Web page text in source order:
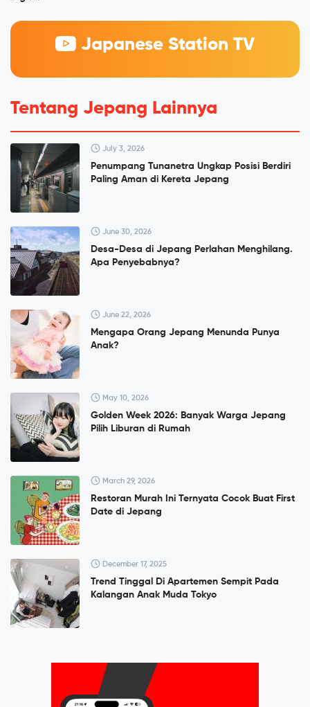
Japanese Station TV
Tentang Jepang Lainnya
July 3, 2026
Penumpang Tunanetra Ungkap Posisi Berdiri
Paling Aman di Kereta Jepang
June 30, 2026
Desa-Desa di Jepang Perlahan Menghilang.
Apa Penyebabnya?
June 22, 2026
Mengapa Orang Jepang Menunda Punya
Anak?
May 10, 2026
Golden Week 2026: Banyak Warga Jepang
Pilih Liburan di Rumah
March 29, 2026
Restoran Murah Ini Ternyata Cocok Buat First
Date di Jepang
December 17, 2025
Trend Tinggal Di Apartemen Sempit Pada
Kalangan Anak Muda Tokyo